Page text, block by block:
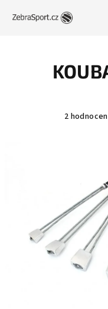
Průměrné
hvězdiček.
2